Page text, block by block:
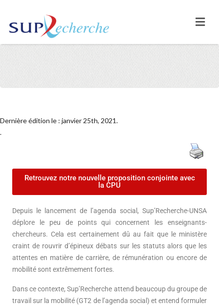
Dernière édition le : janvier 25th, 2021.
.
Retrouvez notre nouvelle proposition conjointe avec
la CPU
Depuis le lancement de l’agenda social, Sup’Recherche-UNSA
déplore le peu de points qui concernent les enseignants-
chercheurs. Cela est certainement dû au fait que le ministère
craint de rouvrir d’épineux débats sur les statuts alors que les
attentes en matière de carrière, de rémunération ou encore de
mobilité sont extrêmement fortes.
Dans ce contexte, Sup’Recherche attend beaucoup du groupe de
travail sur la mobilité (GT2 de l’agenda social) et entend formuler